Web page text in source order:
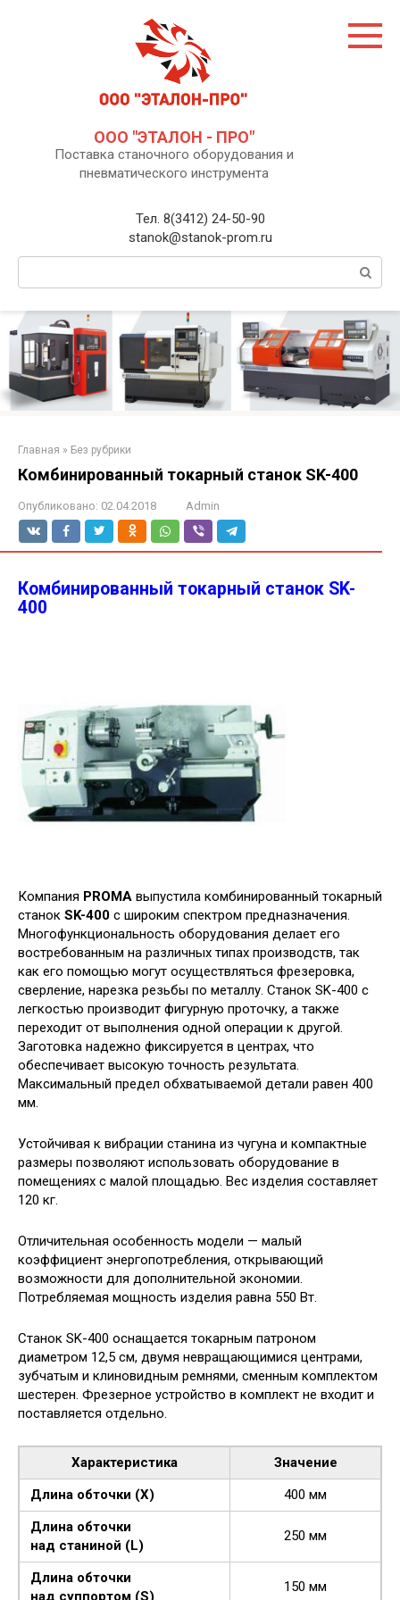
ООО "ЭТАЛОН - ПРО"
Поставка станочного оборудования и
пневматического инструмента
Тел. 8(3412) 24-50-90
stanok@stanok-prom.ru
Главная » Без рубрики
Комбинированный токарный станок SK-400
Опубликовано: 02.04.2018 Admin
Комбинированный токарный станок SK-
400
Компания PROMA выпустила комбинированный токарный
станок SK-400 с широким спектром предназначения.
Многофункциональность оборудования делает его
востребованным на различных типах производств, так
как его помощью могут осуществляться фрезеровка,
сверление, нарезка резьбы по металлу. Станок SK-400 с
легкостью производит фигурную проточку, а также
переходит от выполнения одной операции к другой.
Заготовка надежно фиксируется в центрах, что
обеспечивает высокую точность результата.
Максимальный предел обхватываемой детали равен 400
мм.
Устойчивая к вибрации станина из чугуна и компактные
размеры позволяют использовать оборудование в
помещениях с малой площадью. Вес изделия составляет
120 кг.
Отличительная особенность модели — малый
коэффициент энергопотребления, открывающий
возможности для дополнительной экономии.
Потребляемая мощность изделия равна 550 Вт.
Станок SK-400 оснащается токарным патроном
диаметром 12,5 см, двумя невращающимися центрами,
зубчатым и клиновидным ремнями, сменным комплектом
шестерен. Фрезерное устройство в комплект не входит и
поставляется отдельно.
Характеристика
Значение
Длина обточки (X)
400 мм
Длина обточки
над станиной (L)
250 мм
Длина обточки
над суппортом (S)
150 мм